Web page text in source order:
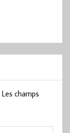
Les champs